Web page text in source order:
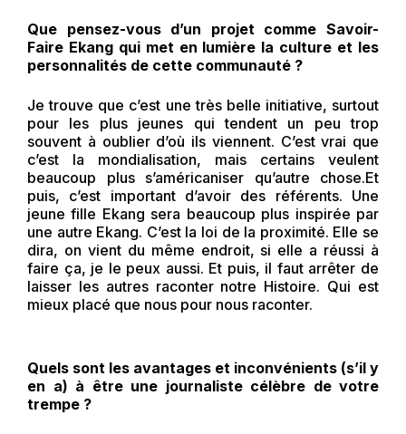
Que pensez-vous d’un projet comme Savoir-
Faire Ekang qui met en lumière la culture et les
personnalités de cette communauté ?
Je trouve que c’est une très belle initiative, surtout
pour les plus jeunes qui tendent un peu trop
souvent à oublier d’où ils viennent. C’est vrai que
c’est la mondialisation, mais certains veulent
beaucoup plus s’américaniser qu’autre chose.Et
puis, c’est important d’avoir des référents. Une
jeune fille Ekang sera beaucoup plus inspirée par
une autre Ekang. C’est la loi de la proximité. Elle se
dira, on vient du même endroit, si elle a réussi à
faire ça, je le peux aussi. Et puis, il faut arrêter de
laisser les autres raconter notre Histoire. Qui est
mieux placé que nous pour nous raconter.
Quels sont les avantages et inconvénients (s’il y
en a) à être une journaliste célèbre de votre
trempe ?